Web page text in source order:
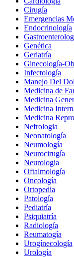
Cirugía
Emergencias
Endocrinología
Genética
Geriatría
Ginecología-
Infectología
Manejo Del
Medicina de
Medicina
Medicina
Medicina
Nefrologia
Neonatología
Neumología
Neurocirugía
Neurologia
Oftalmología
Oncología
Ortopedia
Patología
Pediatría
Psiquiatría
Radiología
Reumatogía
Urogínecología
Urología